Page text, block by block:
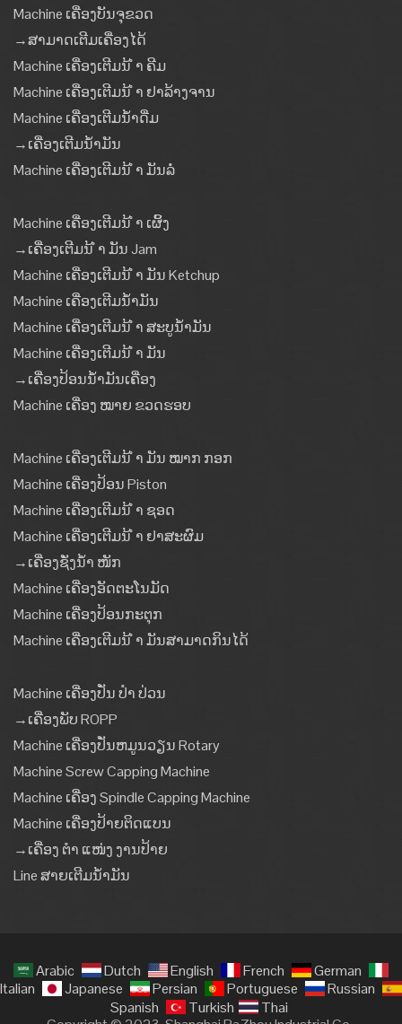
Machine ເຄື່ອງບັນຈຸຂວດ
→ສາມາດເຕີມເຄື່ອງໄດ້
Machine ເຄື່ອງເຕີມນ້ ຳ ຄີມ
Machine ເຄື່ອງເຕີມນ້ ຳ ຢາລ້າງຈານ
Machine ເຄື່ອງເຕີມນໍ້າດື່ມ
→ເຄື່ອງເຕີມນໍ້າມັນ
Machine ເຄື່ອງເຕີມນ້ ຳ ມັນລໍ່
Machine ເຄື່ອງເຕີມນ້ ຳ ເຜິ້ງ
→ເຄື່ອງເຕີມນ້ ຳ ມັນ Jam
Machine ເຄື່ອງເຕີມນ້ ຳ ມັນ Ketchup
Machine ເຄື່ອງເຕີມນໍ້າມັນ
Machine ເຄື່ອງເຕີມນ້ ຳ ສະບູນໍ້າມັນ
Machine ເຄື່ອງເຕີມນ້ ຳ ມັນ
→ເຄື່ອງປ້ອນນໍ້າມັນເຄື່ອງ
Machine ເຄື່ອງ ໝາຍ ຂວດຮອບ
Machine ເຄື່ອງເຕີມນ້ ຳ ມັນ ໝາກ ກອກ
Machine ເຄື່ອງປ້ອນ Piston
Machine ເຄື່ອງເຕີມນ້ ຳ ຊອດ
Machine ເຄື່ອງເຕີມນ້ ຳ ຢາສະຜົມ
→ເຄື່ອງຊັ່ງນໍ້າ ໜັກ
Machine ເຄື່ອງອັດຕະໂນມັດ
Machine ເຄື່ອງປ້ອນກະຕຸກ
Machine ເຄື່ອງເຕີມນ້ ຳ ມັນສາມາດກິນໄດ້
Machine ເຄື່ອງປັ່ນ ປຳ ປ່ວນ
→ເຄື່ອງພັບ ROPP
Machine ເຄື່ອງປັ່ນຫມູນວຽນ Rotary
Machine Screw Capping Machine
Machine ເຄື່ອງ Spindle Capping Machine
Machine ເຄື່ອງປ້າຍຕິດແບນ
→ເຄື່ອງ ຕຳ ແໜ່ງ ງານປ້າຍ
Line ສາຍເຕີມນໍ້າມັນ
Arabic Dutch English French
German
Italian
Japanese Persian Portuguese
Russian
Spanish
Turkish
Thai